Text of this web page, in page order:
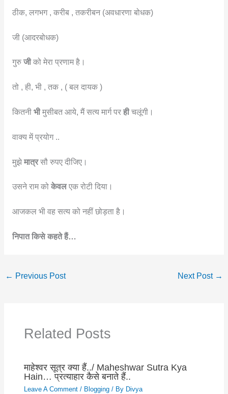
ठीक, लगभग , करीब , तकरीबन (अवधारणा बोधक)
जी (आदरबोधक)
गुरु जीको मेरा प्रणाम है।
तो , ही, भी , तक , ( बल दायक )
कितनी भीमुसीबत आये, मैं सत्य मार्ग पर हीचलूंगी।
वाक्य में प्रयोग ..
मुझेमात्रसौ रुपए दीजिए।
उसने राम को केवलएक रोटी दिया।
आजकल भी वह सत्य को नहीं छोड़ता है।
निपात किसे कहते हैं…
← Previous Post Next Post →
Related Posts
माहेश्वर सूत्र क्या हैं../ Maheshwar Sutra Kya
Hain… प्रत्याहार कैसे बनाते हैं..
Leave A Comment / Blogging / By Divya